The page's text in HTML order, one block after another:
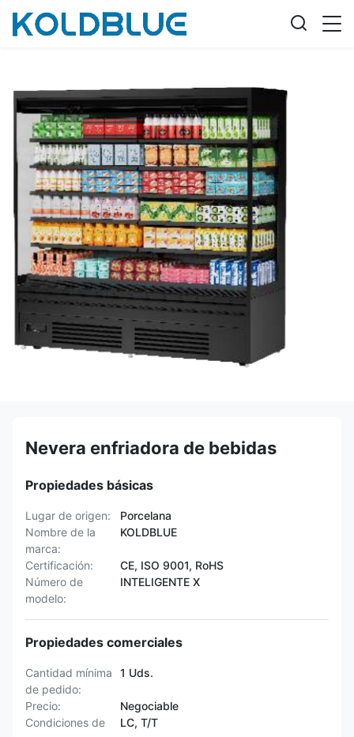
Nevera enfriadora de bebidas
Propiedades básicas
Lugar de origen:
Porcelana
Nombre de la
marca:
KOLDBLUE
Certificación:
CE, ISO 9001, RoHS
Número de
modelo:
INTELIGENTE X
Propiedades comerciales
Cantidad mínima
de pedido:
1 Uds.
Precio:
Negociable
Condiciones de
LC, T/T